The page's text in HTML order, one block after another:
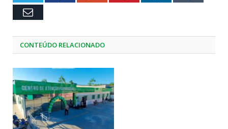
Email
CONTEÚDO RELACIONADO